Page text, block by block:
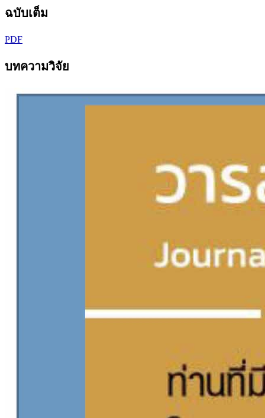
ฉบับเต็ม
PDF
บทความวิจัย